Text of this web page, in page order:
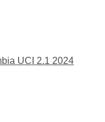
UCI 2.1 2024